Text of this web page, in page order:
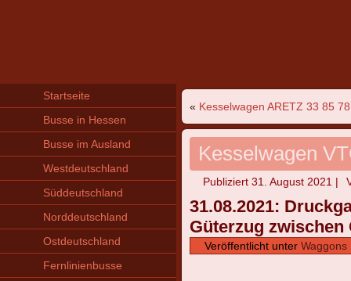
Startseite
Busse in Hessen
Busse im Ausland
Westdeutschland
Süddeutschland
Norddeutschland
Ostdeutschland
Fernlinienbusse
« Kesselwagen ARETZ 33 85
Kesselwagen
Publiziert 31. August 2021 |
31.08.2021:
Güterzug
Veröffentlicht unter Waggons